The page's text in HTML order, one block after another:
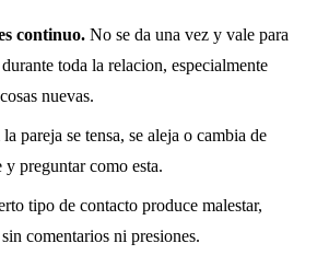
continuo. No se da una vez y vale para
toda la relacion, especialmente
nuevas.
la pareja se tensa, se aleja o cambia de
y preguntar como esta.
tipo de contacto produce malestar,
comentarios ni presiones.